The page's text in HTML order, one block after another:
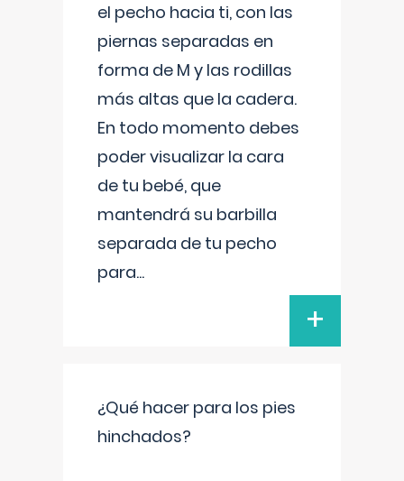
el pecho hacia ti, con las
piernas separadas en
forma de M y las rodillas
más altas que la cadera.
En todo momento debes
poder visualizar la cara
de tu bebé, que
mantendrá su barbilla
separada de tu pecho
para...
+
¿Qué hacer para los pies
hinchados?